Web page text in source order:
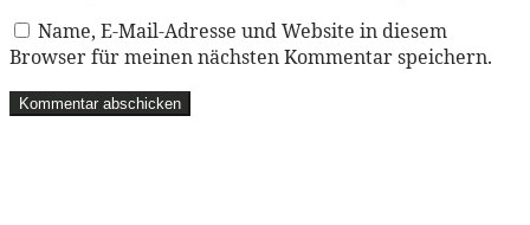
Name, E-Mail-Adresse und Website in diesem
Browser für meinen nächsten Kommentar speichern.